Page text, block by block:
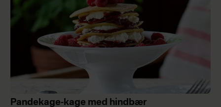
Pandekage-kage med hindbær